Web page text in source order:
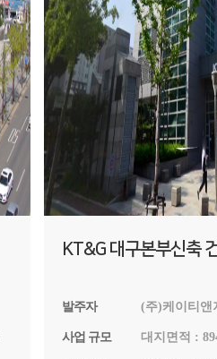
KT&G 대구본부신축
발주자 (주)케이티앤
사업 규모
대지면적 :